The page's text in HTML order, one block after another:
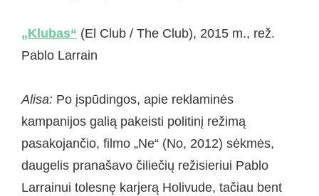
„Klubas“ (El Club / The Club), 2015 m., rež.
Pablo Larrain
Alisa: Po įspūdingos, apie reklaminės
kampanijos galią pakeisti politinį režimą
pasakojančio, filmo „Ne“ (No, 2012) sėkmės,
daugelis pranašavo čiliečių režisieriui Pablo
Larrainui tolesnę karjerą Holivude, tačiau bent